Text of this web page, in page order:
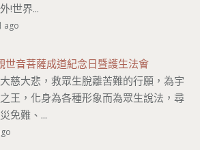
!世界...
ago
世音菩薩成道紀念日暨護生法會
慈大悲，救眾生脫離苦難的行願，為宇
王，化身為各種形象而為眾生說法，尋
免難、...